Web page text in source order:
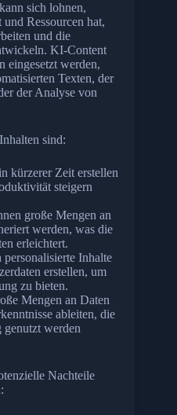
sich lohnen,
Ressourcen hat,
und die
KI-Content
eingesetzt werden,
Texten, der
der Analyse von
sind:
kürzerer Zeit erstellen
steigern
große Mengen an
werden, was die
erleichtert.
Inhalte
erstellen, um
zu bieten.
Mengen an Daten
ableiten, die
werden
Nachteile